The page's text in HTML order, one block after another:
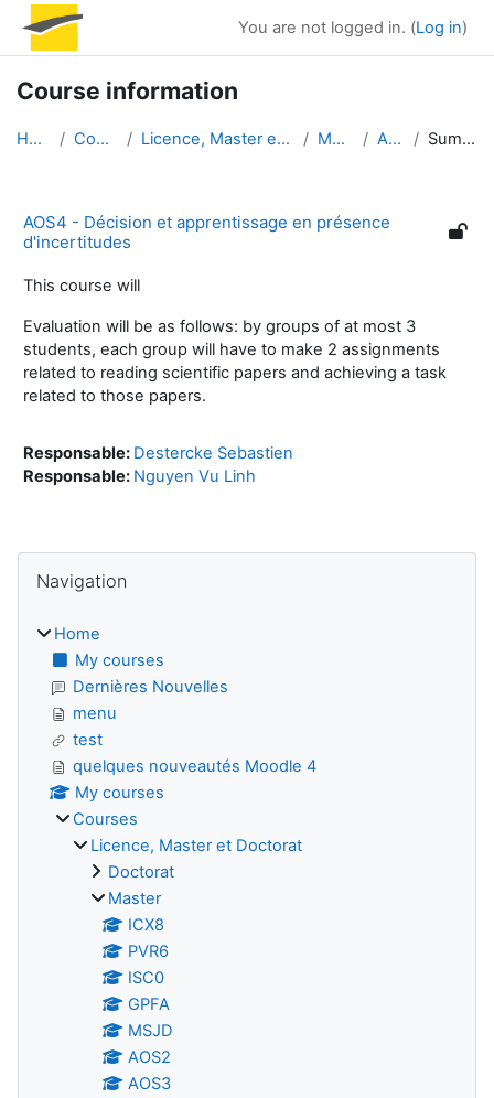
Skip to main content
You are not logged in. (Log in)
Course information
Home Courses Licence, Master et Doctorat Master AOS4 Summary
AOS4 - Décision et apprentissage en présence
d'incertitudes
This course will
Evaluation will be as follows: by groups of at most 3
students, each group will have to make 2 assignments
related to reading scientific papers and achieving a task
related to those papers.
Responsable: Destercke Sebastien
Responsable: Nguyen Vu Linh
Blocks
Navigation
Home
My courses
Dernières Nouvelles
menu
test
quelques nouveautés Moodle 4
My courses
Courses
Licence, Master et Doctorat
Doctorat
Master
ICX8
PVR6
ISC0
GPFA
MSJD
AOS2
AOS3